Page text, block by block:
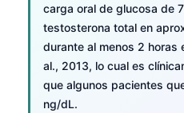
carga oral de glucosa de
testosterona total en
durante al menos 2 horas
al., 2013, lo cual es
que algunos pacientes
ng/dL.